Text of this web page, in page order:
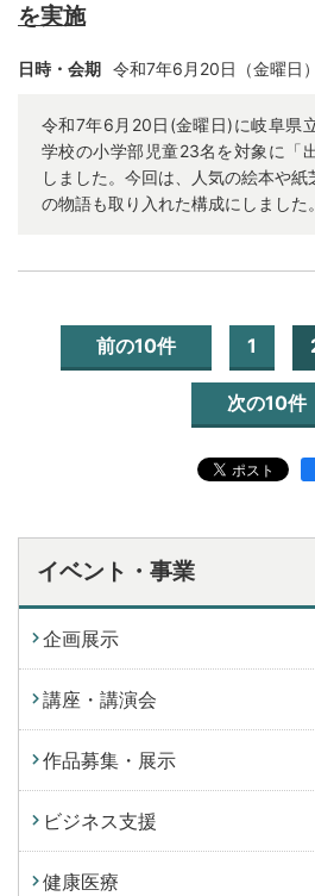
を実施
日時・会期 令和7年6月20日（金曜日）
令和7年6月20日(金曜日)に岐阜県
学校の小学部児童23名を対象に「
しました。今回は、人気の絵本や
の物語も取り入れた構成にしました
前の10件 1
次の10件
イベント・事業
企画展示
講座・講演会
作品募集・展示
ビジネス支援
健康医療